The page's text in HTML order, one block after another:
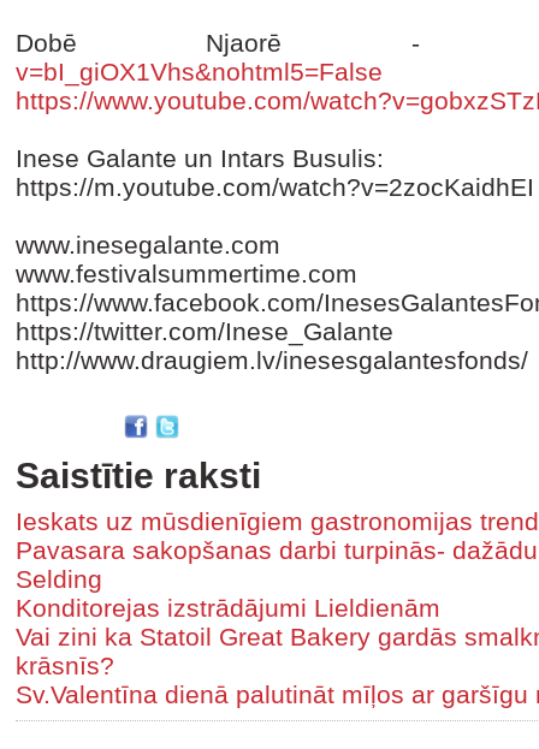
Dobē Njaorē
v=bI_giOX1Vhs&nohtml5=False
https://www.youtube.com/
Inese Galante un Intars Busulis:
https://m.youtube.com/watch?v=2zocKaidhEI
www.inesegalante.com
www.festivalsummertime.com
https://www.facebook.com/
https://twitter.com/Inese_Galante
http://www.draugiem.lv/inesesgalantesfonds/
Saistītie raksti
Ieskats uz mūsdienīgiem gastronomijas
Pavasara sakopšanas darbi turpinās-
Selding
Konditorejas izstrādājumi Lieldienām
Vai zini ka Statoil Great Bakery gardās
krāsnīs?
Sv.Valentīna dienā palutināt mīļos ar garšīgu